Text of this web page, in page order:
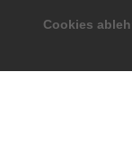
Cookies